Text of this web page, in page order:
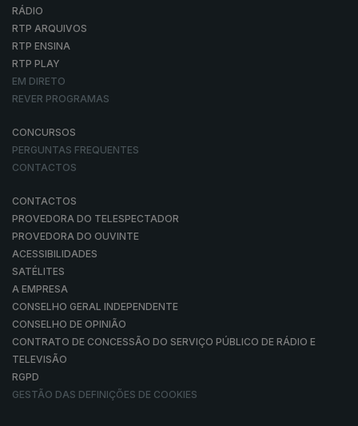
RÁDIO
RTP ARQUIVOS
RTP ENSINA
RTP PLAY
EM DIRETO
REVER PROGRAMAS
CONCURSOS
PERGUNTAS FREQUENTES
CONTACTOS
CONTACTOS
PROVEDORA DO TELESPECTADOR
PROVEDORA DO OUVINTE
ACESSIBILIDADES
SATÉLITES
A EMPRESA
CONSELHO GERAL INDEPENDENTE
CONSELHO DE OPINIÃO
CONTRATO DE CONCESSÃO DO SERVIÇO PÚBLICO DE RÁDIO E
TELEVISÃO
RGPD
GESTÃO DAS DEFINIÇÕES DE COOKIES